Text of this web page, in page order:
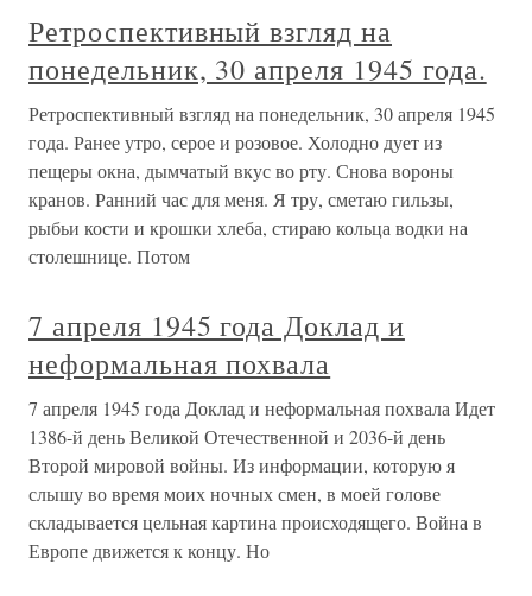
Ретроспективный взгляд на
понедельник, 30 апреля 1945 года.
Ретроспективный взгляд на понедельник, 30 апреля 1945
года. Ранее утро, серое и розовое. Холодно дует из
пещеры окна, дымчатый вкус во рту. Снова вороны
кранов. Ранний час для меня. Я тру, сметаю гильзы,
рыбьи кости и крошки хлеба, стираю кольца водки на
столешнице. Потом
7 апреля 1945 года Доклад и
неформальная похвала
7 апреля 1945 года Доклад и неформальная похвала Идет
1386-й день Великой Отечественной и 2036-й день
Второй мировой войны. Из информации, которую я
слышу во время моих ночных смен, в моей голове
складывается цельная картина происходящего. Война в
Европе движется к концу. Но